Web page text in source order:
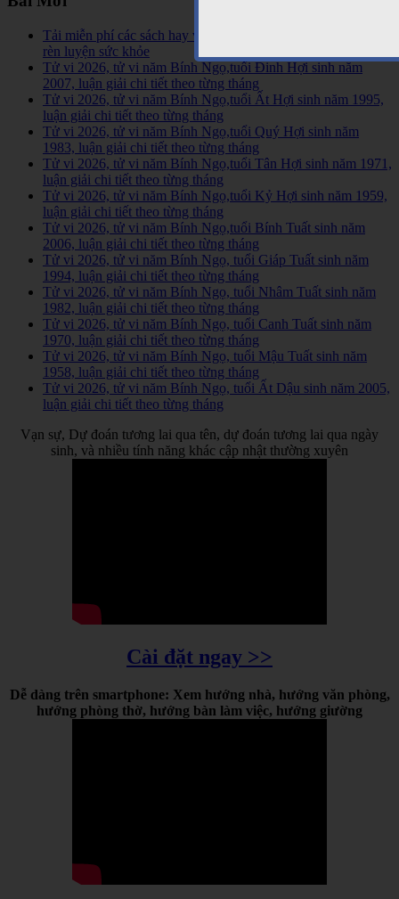
Tải miễn phí các sách hay về tinh hoa võ học trên Thế Giới,
rèn luyện sức khỏe
Tử vi 2026, tử vi năm Bính Ngọ,tuổi Đinh Hợi sinh năm
2007, luận giải chi tiết theo từng tháng
Tử vi 2026, tử vi năm Bính Ngọ,tuổi Ất Hợi sinh năm 1995,
luận giải chi tiết theo từng tháng
Tử vi 2026, tử vi năm Bính Ngọ,tuổi Quý Hợi sinh năm
1983, luận giải chi tiết theo từng tháng
Tử vi 2026, tử vi năm Bính Ngọ,tuổi Tân Hợi sinh năm 1971,
luận giải chi tiết theo từng tháng
Tử vi 2026, tử vi năm Bính Ngọ,tuổi Kỷ Hợi sinh năm 1959,
luận giải chi tiết theo từng tháng
Tử vi 2026, tử vi năm Bính Ngọ,tuổi Bính Tuất sinh năm
2006, luận giải chi tiết theo từng tháng
Tử vi 2026, tử vi năm Bính Ngọ, tuổi Giáp Tuất sinh năm
1994, luận giải chi tiết theo từng tháng
Tử vi 2026, tử vi năm Bính Ngọ, tuổi Nhâm Tuất sinh năm
1982, luận giải chi tiết theo từng tháng
Tử vi 2026, tử vi năm Bính Ngọ, tuổi Canh Tuất sinh năm
1970, luận giải chi tiết theo từng tháng
Tử vi 2026, tử vi năm Bính Ngọ, tuổi Mậu Tuất sinh năm
1958, luận giải chi tiết theo từng tháng
Tử vi 2026, tử vi năm Bính Ngọ, tuổi Ất Dậu sinh năm 2005,
luận giải chi tiết theo từng tháng
Vạn sự, Dự đoán tương lai qua tên, dự đoán tương lai qua ngày
sinh, và nhiều tính năng khác cập nhật thường xuyên
Cài đặt ngay >>
Dễ dàng trên smartphone: Xem hướng nhà, hướng văn phòng,
hướng phòng thờ, hướng bàn làm việc, hướng giường